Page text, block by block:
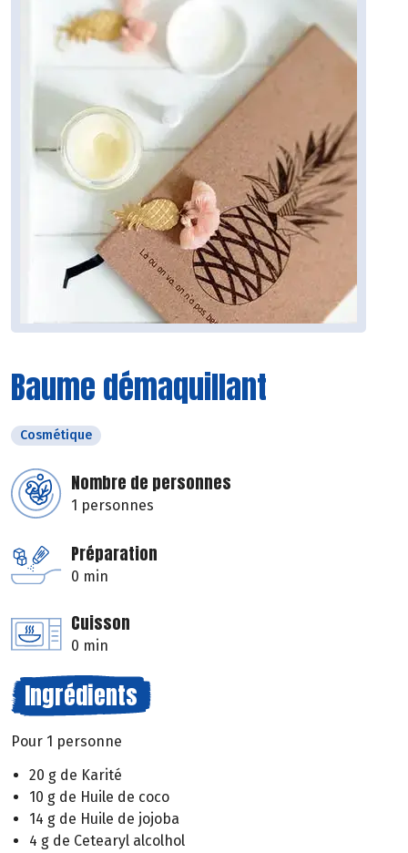
Baume démaquillant
Cosmétique
Nombre de personnes
1 personnes
Préparation
0 min
Cuisson
0 min
Ingrédients
Pour 1 personne
20 g de Karité
10 g de Huile de coco
14 g de Huile de jojoba
4 g de Cetearyl alcolhol